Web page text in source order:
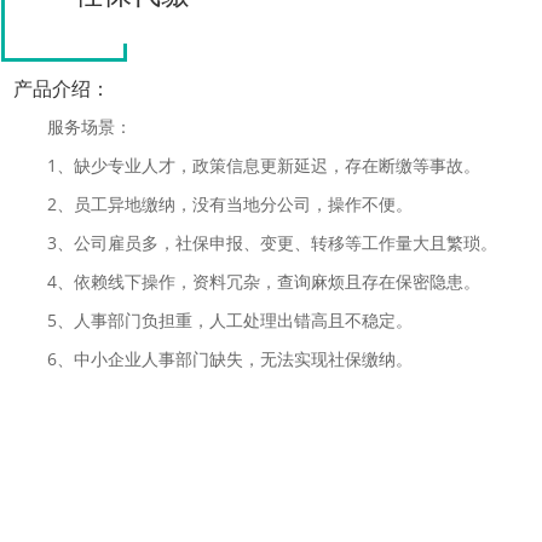
产品介绍：
服务场景：
1、缺少专业人才，政策信息更新延迟，存在断缴等事故。
2、员工异地缴纳，没有当地分公司，操作不便。
3、公司雇员多，社保申报、变更、转移等工作量大且繁琐。
4、依赖线下操作，资料冗杂，查询麻烦且存在保密隐患。
5、人事部门负担重，人工处理出错高且不稳定。
6、中小企业人事部门缺失，无法实现社保缴纳。